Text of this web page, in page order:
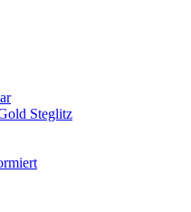
Steglitz
Steglitz